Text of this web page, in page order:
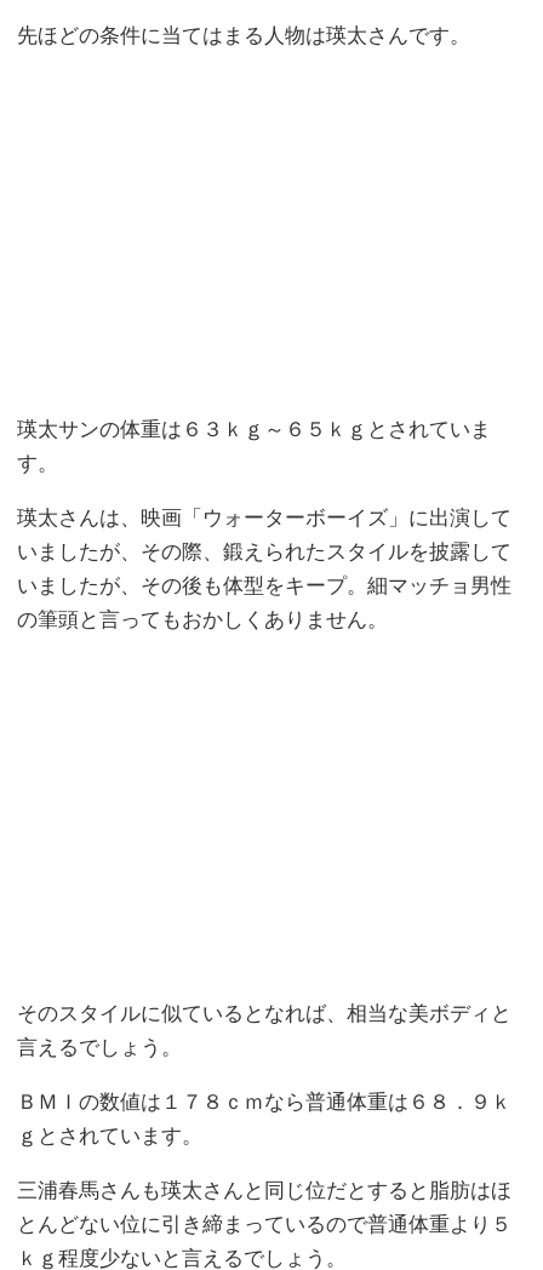
先ほどの条件に当てはまる人物は瑛太さんです。
瑛太サンの体重は６３ｋｇ～６５ｋｇとされていま
す。
瑛太さんは、映画「ウォーターボーイズ」に出演して
いましたが、その際、鍛えられたスタイルを披露して
いましたが、その後も体型をキープ。細マッチョ男性
の筆頭と言ってもおかしくありません。
そのスタイルに似ているとなれば、相当な美ボディと
言えるでしょう。
ＢＭＩの数値は１７８ｃｍなら普通体重は６８．９ｋ
ｇとされています。
三浦春馬さんも瑛太さんと同じ位だとすると脂肪はほ
とんどない位に引き締まっているので普通体重より５
ｋｇ程度少ないと言えるでしょう。